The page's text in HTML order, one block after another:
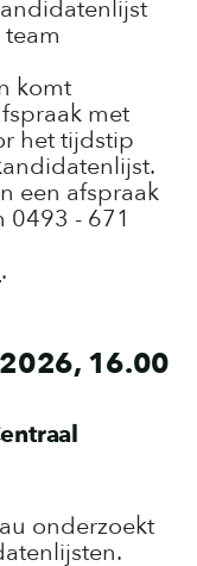
komt
met
het tijdstip
een afspraak
0493 - 671
.
16.00
onderzoekt